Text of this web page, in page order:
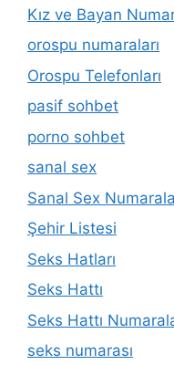
Kız ve Bayan
orospu numaraları
Orospu Telefonları
pasif sohbet
porno sohbet
sanal sex
Sanal Sex
Şehir Listesi
Seks Hatları
Seks Hattı
Seks Hattı
seks numarası